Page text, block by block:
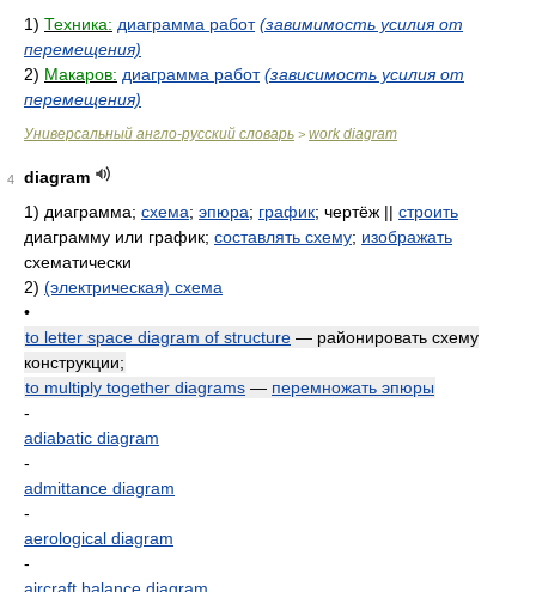
1) Техника: диаграмма работ (завимимость усилия от
перемещения)
2) Макаров: диаграмма работ (зависимость усилия от
перемещения)
Универсальный англо-русский словарь > work diagram
4
diagram
1) диаграмма; схема; эпюра; график; чертёж || строить
диаграмму или график; составлять схему; изображать
схематически
2) (электрическая) схема
•
to letter space diagram of structure — районировать схему
конструкции;
to multiply together diagrams — перемножать эпюры
-
adiabatic diagram
-
admittance diagram
-
aerological diagram
-